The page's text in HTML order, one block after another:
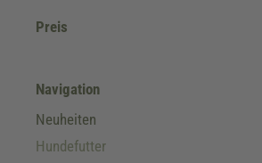
Preis
Navigation
Neuheiten
Hundefutter